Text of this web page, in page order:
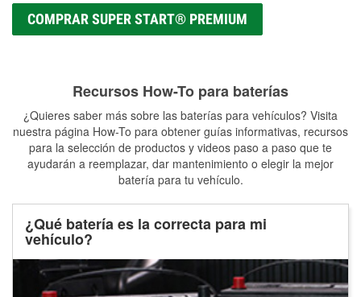
COMPRAR SUPER START® PREMIUM
Recursos How-To para baterías
¿Quieres saber más sobre las baterías para vehículos? Visita
nuestra página How-To para obtener guías informativas, recursos
para la selección de productos y videos paso a paso que te
ayudarán a reemplazar, dar mantenimiento o elegir la mejor
batería para tu vehículo.
¿Qué batería es la correcta para mi
vehículo?